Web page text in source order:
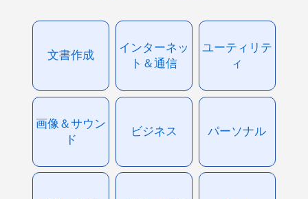
文書作成
インターネッ
ト＆通信
ユーティリテ
ィ
画像＆サウン
ド
ビジネス パーソナル